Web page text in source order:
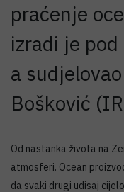
praćenje
izradi je
a
Bošković
Od nastanka života na
atmosferi. Ocean
da svaki drugi udisaj